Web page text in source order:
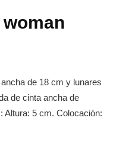
de 18 cm y lunares
de cinta ancha de
Altura: 5 cm. Colocación: